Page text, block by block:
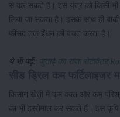
से कर सकते हैं। इस यंत्र को किसी भी
लिया जा सकता है। इसके साथ ही
फीसद तक ईंधन की बचत करता है।
ये भी पढ़ें: जुताई का राजा
किसान खेती में कम वक्त और कम
का भी इस्तेमाल कर सकते हैं। इस कृषि